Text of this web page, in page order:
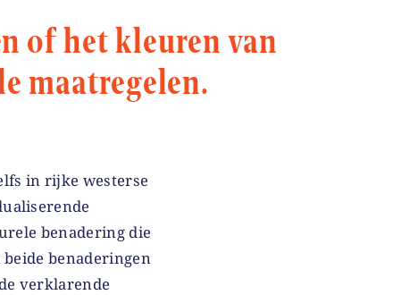
of het kleuren van
maatregelen.
in rijke westerse
benadering die
benaderingen
verklarende